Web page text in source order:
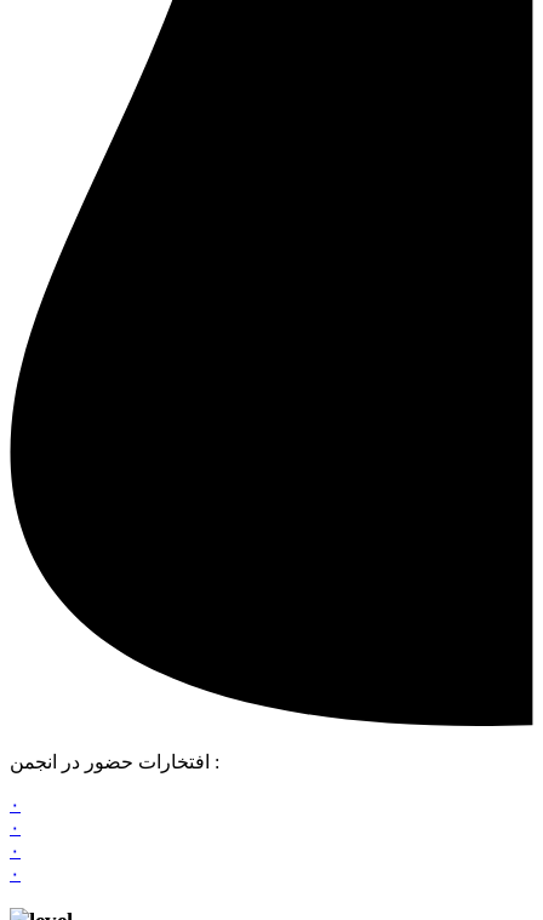
افتخارات حضور در انجمن :
۰
۰
۰
۰